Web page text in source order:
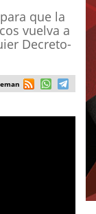
que la
vuelva a
Decreto-